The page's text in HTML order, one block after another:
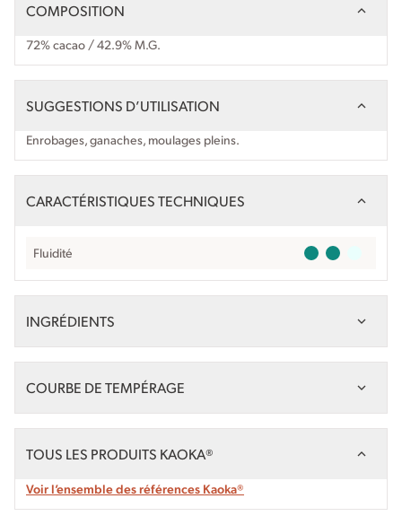
COMPOSITION
72% cacao / 42.9% M.G.
SUGGESTIONS D’UTILISATION
Enrobages, ganaches, moulages pleins.
CARACTÉRISTIQUES TECHNIQUES
Fluidité
INGRÉDIENTS
COURBE DE TEMPÉRAGE
TOUS LES PRODUITS KAOKA®
Voir l’ensemble des références Kaoka®